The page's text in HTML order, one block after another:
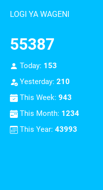
LOGI YA WAGENI
55387
Today: 153
Yesterday: 210
This Week: 943
This Month: 1234
This Year: 43993